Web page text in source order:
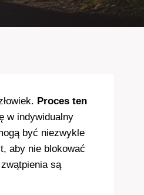
Proces ten
w indywidualny
być niezwykle
aby nie blokować
są